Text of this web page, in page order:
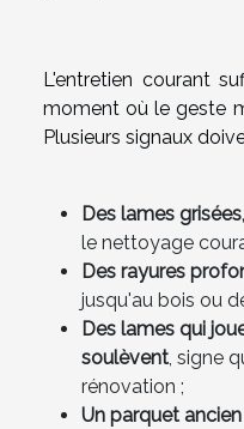
L'entretien courant
moment où le geste
Plusieurs signaux
Des lames
le nettoyage
Des rayures
jusqu'au bois ou
Des lames qui
soulèvent, signe
rénovation ;
Un parquet